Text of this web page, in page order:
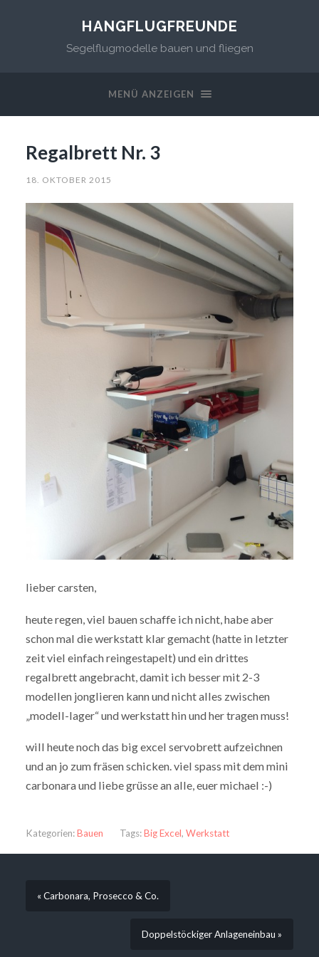
HANGFLUGFREUNDE
Segelflugmodelle bauen und fliegen
MENÜ ANZEIGEN
Regalbrett Nr. 3
18. OKTOBER 2015
lieber carsten,
heute regen, viel bauen schaffe ich nicht, habe aber
schon mal die werkstatt klar gemacht (hatte in letzter
zeit viel einfach reingestapelt) und ein drittes
regalbrett angebracht, damit ich besser mit 2-3
modellen jonglieren kann und nicht alles zwischen
„modell-lager“ und werkstatt hin und her tragen muss!
will heute noch das big excel servobrett aufzeichnen
und an jo zum fräsen schicken. viel spass mit dem mini
carbonara und liebe grüsse an alle, euer michael :-)
Kategorien:Bauen Tags:Big Excel, Werkstatt
« Carbonara, Prosecco & Co.
Doppelstöckiger Anlageneinbau »